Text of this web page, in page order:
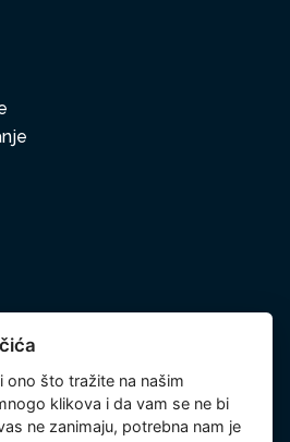
obrađivanih podataka
ono što tražite na našim
klikova i da vam se ne bi
ne zanimaju, potrebna nam je